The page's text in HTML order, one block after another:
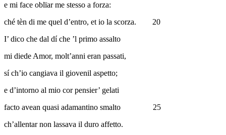
e mi face oblïar me stesso a forza:
ché tèn di me quel d’entro, et io la scorza. 20
I’ dico che dal dí che ’l primo assalto
mi diede Amor, molt’anni eran passati,
sí ch’io cangiava il giovenil aspetto;
e d’intorno al mio cor pensier’ gelati
facto avean quasi adamantino smalto 25
ch’allentar non lassava il duro affetto.